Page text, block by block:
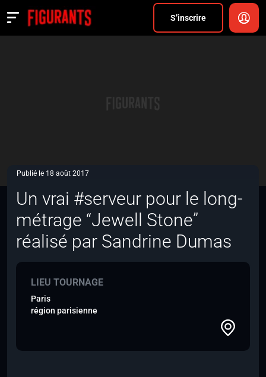
S’inscrire
Actualités
Publié le 18 août 2017
Un vrai #serveur pour le long-
métrage “Jewell Stone”
réalisé par Sandrine Dumas
LIEU TOURNAGE
Paris
région parisienne